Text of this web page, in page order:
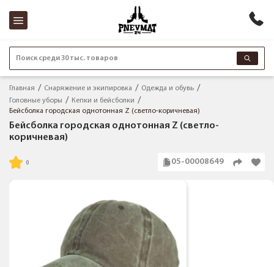
Поиск среди 30 тыс. товаров
Главная Снаряжение и экипировка
Одежда и обувь
Головные уборы
Кепки и бейсболки
Бейсболка городская однотонная Z (светло-коричневая)
Бейсболка городская однотонная Z (светло-
коричневая)
05-00008649